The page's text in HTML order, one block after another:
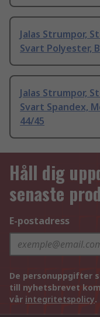
Jalas Strumpor,
Svart Polyester,
Jalas Strumpor,
Svart Spandex,
44/45
Håll dig
senaste
E-postadress
De personuppgifter
till nyhetsbrevet
vår integritetspolicy.